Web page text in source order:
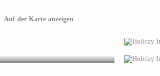
Auf der Karte anzeigen